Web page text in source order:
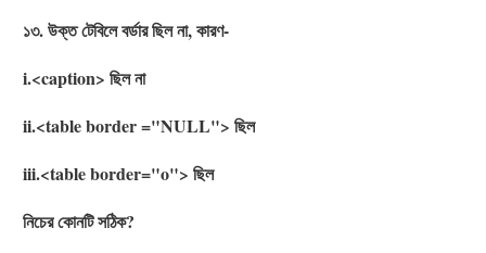
১৩. উক্ত টেবিলে বর্ডার ছিল না, কারণ-
i.<caption> ছিল না
ii.<table border ="NULL"> ছিল
iii.<table border="o"> ছিল
নিচের কোনটি সঠিক?